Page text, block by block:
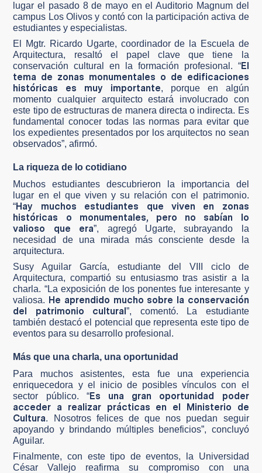
lugar el pasado 8 de mayo en el Auditorio Magnum del
campus Los Olivos y contó con la participación activa de
estudiantes y especialistas.
El Mgtr. Ricardo Ugarte, coordinador de la Escuela de
Arquitectura, resaltó el papel clave que tiene la
conservación cultural en la formación profesional. “El
tema de zonas monumentales o de edificaciones
históricas es muy importante, porque en algún
momento cualquier arquitecto estará involucrado con
este tipo de estructuras de manera directa o indirecta. Es
fundamental conocer todas las normas para evitar que
los expedientes presentados por los arquitectos no sean
observados”, afirmó.
La riqueza de lo cotidiano
Muchos estudiantes descubrieron la importancia del
lugar en el que viven y su relación con el patrimonio.
“Hay muchos estudiantes que viven en zonas
históricas o monumentales, pero no sabían lo
valioso que era”, agregó Ugarte, subrayando la
necesidad de una mirada más consciente desde la
arquitectura.
Susy Aguilar García, estudiante del VIII ciclo de
Arquitectura, compartió su entusiasmo tras asistir a la
charla. “La exposición de los ponentes fue interesante y
valiosa. He aprendido mucho sobre la conservación
del patrimonio cultural”, comentó. La estudiante
también destacó el potencial que representa este tipo de
eventos para su desarrollo profesional.
Más que una charla, una oportunidad
Para muchos asistentes, esta fue una experiencia
enriquecedora y el inicio de posibles vínculos con el
sector público. “Es una gran oportunidad poder
acceder a realizar prácticas en el Ministerio de
Cultura. Nosotros felices de que nos puedan seguir
apoyando y brindando múltiples beneficios”, concluyó
Aguilar.
Finalmente, con este tipo de eventos, la Universidad
César Vallejo reafirma su compromiso con una